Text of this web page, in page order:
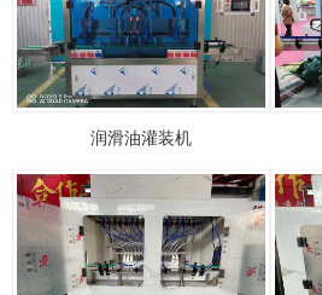
润滑油灌装机